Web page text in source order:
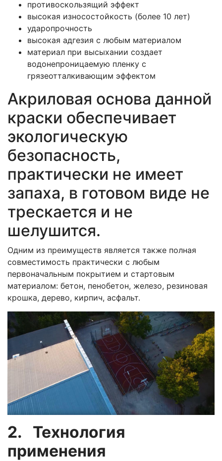
противоскользящий эффект
высокая износостойкость (более 10 лет)
ударопрочность
высокая адгезия с любым материалом
материал при высыхании создает
водонепроницаемую пленку с
грязеотталкивающим эффектом
Акриловая основа данной
краски обеспечивает
экологическую
безопасность,
практически не имеет
запаха, в готовом виде не
трескается и не
шелушится.
Одним из преимуществ является также полная
совместимость практически с любым
первоначальным покрытием и стартовым
материалом: бетон, пенобетон, железо, резиновая
крошка, дерево, кирпич, асфальт.
2. Технология
применения